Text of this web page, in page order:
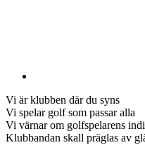
Vi är klubben där du syns
Vi spelar golf som passar alla
Vi värnar om golfspelarens
Klubbandan skall präglas av